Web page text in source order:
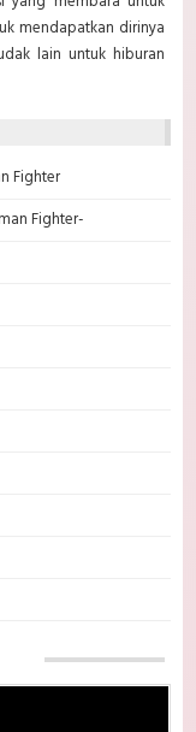
mendapatkan dirinya
lain untuk hiburan
Fighter
Fighter-